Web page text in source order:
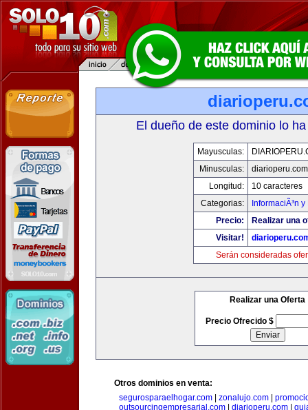
El dueño de este dominio lo
Mayusculas:
Minusculas:
diarioperu.com
Longitud:
10 caracteres
Categorias:
InformaciÃ³n
Precio:
Realizar una
Visitar!
Serán consideradas
Realizar una Oferta
Precio Ofrecido $
Otros dominios en venta:
segurosparaelhogar.com| zonalujo.com|
outsourcingempresarial.com| diarioperu.com|